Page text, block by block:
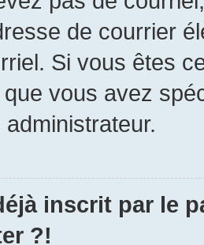
de courrier
Si vous êtes
vous avez
inscrit par le
?!